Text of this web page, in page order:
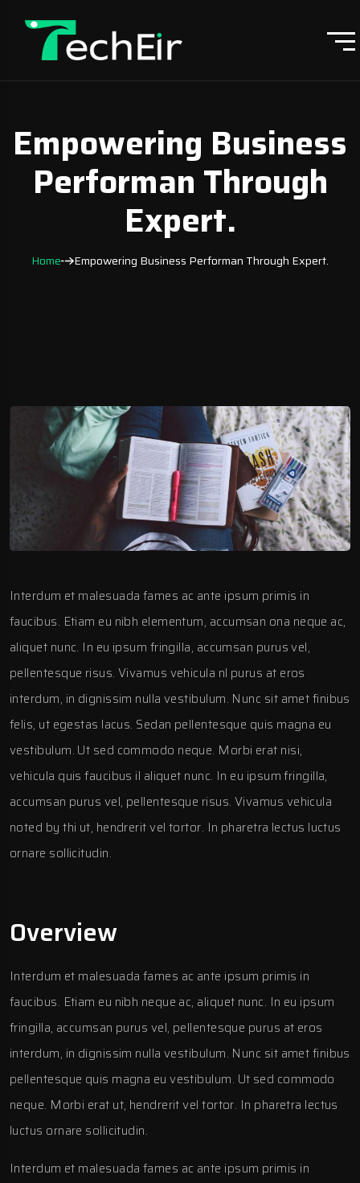
Empowering Business
Performan Through
Expert.
Home Empowering Business Performan Through Expert.
Interdum et malesuada fames ac ante ipsum primis in
faucibus. Etiam eu nibh elementum, accumsan ona neque ac,
aliquet nunc. In eu ipsum fringilla, accumsan purus vel,
pellentesque risus. Vivamus vehicula nl purus at eros
interdum, in dignissim nulla vestibulum. Nunc sit amet finibus
felis, ut egestas lacus. Sedan pellentesque quis magna eu
vestibulum. Ut sed commodo neque. Morbi erat nisi,
vehicula quis faucibus il aliquet nunc. In eu ipsum fringilla,
accumsan purus vel, pellentesque risus. Vivamus vehicula
noted by thi ut, hendrerit vel tortor. In pharetra lectus luctus
ornare sollicitudin.
Overview
Interdum et malesuada fames ac ante ipsum primis in
faucibus. Etiam eu nibh neque ac, aliquet nunc. In eu ipsum
fringilla, accumsan purus vel, pellentesque purus at eros
interdum, in dignissim nulla vestibulum. Nunc sit amet finibus
pellentesque quis magna eu vestibulum. Ut sed commodo
neque. Morbi erat ut, hendrerit vel tortor. In pharetra lectus
luctus ornare sollicitudin.
Interdum et malesuada fames ac ante ipsum primis in